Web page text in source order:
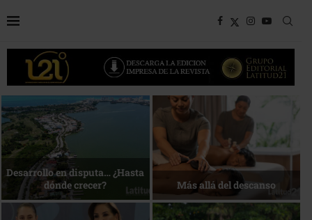
Bottega, un viaje servido a la
mesa
Energía que Impulsa la
competitividad